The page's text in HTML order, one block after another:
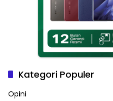
Kategori Populer
Opini